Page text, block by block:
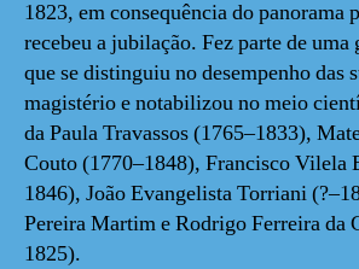
1823, em consequência do
recebeu a jubilação. Fez parte de uma
que se distinguiu no desempenho das
magistério e notabilizou no meio
da Paula Travassos (1765–1833),
Couto (1770–1848), Francisco Vilela
1846), João Evangelista Torriani
Pereira Martim e Rodrigo Ferreira da
1825).